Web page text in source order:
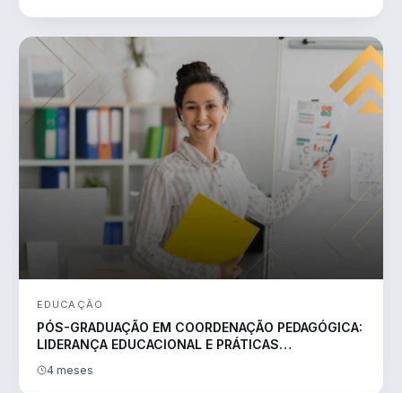
EDUCAÇÃO
PÓS-GRADUAÇÃO EM COORDENAÇÃO PEDAGÓGICA:
LIDERANÇA EDUCACIONAL E PRÁTICAS
4 meses